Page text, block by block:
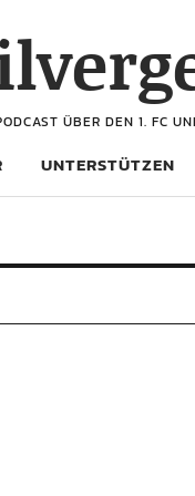
ÜBER DEN 1. FC
UNTERSTÜTZEN